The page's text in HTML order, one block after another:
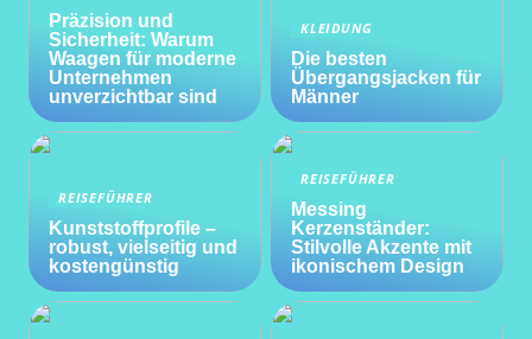
Präzision und
Sicherheit: Warum
Waagen für moderne
Unternehmen
unverzichtbar sind
KLEIDUNG
Die besten
Übergangsjacken für
Männer
REISEFÜHRER
Kunststoffprofile –
robust, vielseitig und
kostengünstig
REISEFÜHRER
Messing
Kerzenständer:
Stilvolle Akzente mit
ikonischem Design